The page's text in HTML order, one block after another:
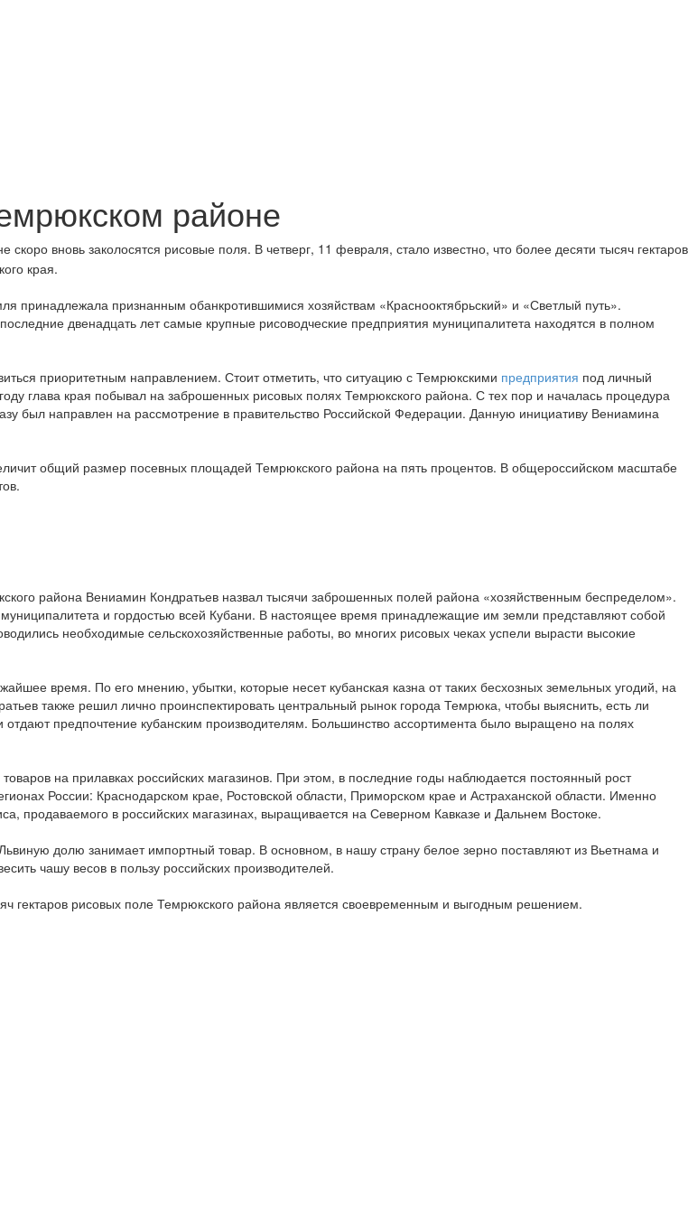
районе
скоро вновь заколосятся рисовые поля. В четверг, 11 февраля, стало известно, что более десяти тысяч гектаров
края.
принадлежала признанным обанкротившимися хозяйствам «Краснооктябрьский» и «Светлый путь».
двенадцать лет самые крупные рисоводческие предприятия муниципалитета находятся в полном
приоритетным направлением. Стоит отметить, что ситуацию с Темрюкскими предприятия под личный
глава края побывал на заброшенных рисовых полях Темрюкского района. С тех пор и началась процедура
был направлен на рассмотрение в правительство Российской Федерации. Данную инициативу Вениамина
общий размер посевных площадей Темрюкского района на пять процентов. В общероссийском масштабе
района Вениамин Кондратьев назвал тысячи заброшенных полей района «хозяйственным беспределом».
и гордостью всей Кубани. В настоящее время принадлежащие им земли представляют собой
необходимые сельскохозяйственные работы, во многих рисовых чеках успели вырасти высокие
время. По его мнению, убытки, которые несет кубанская казна от таких бесхозных земельных угодий, на
также решил лично проинспектировать центральный рынок города Темрюка, чтобы выяснить, есть ли
предпочтение кубанским производителям. Большинство ассортимента было выращено на полях
на прилавках российских магазинов. При этом, в последние годы наблюдается постоянный рост
России: Краснодарском крае, Ростовской области, Приморском крае и Астраханской области. Именно
продаваемого в российских магазинах, выращивается на Северном Кавказе и Дальнем Востоке.
долю занимает импортный товар. В основном, в нашу страну белое зерно поставляют из Вьетнама и
чашу весов в пользу российских производителей.
рисовых поле Темрюкского района является своевременным и выгодным решением.